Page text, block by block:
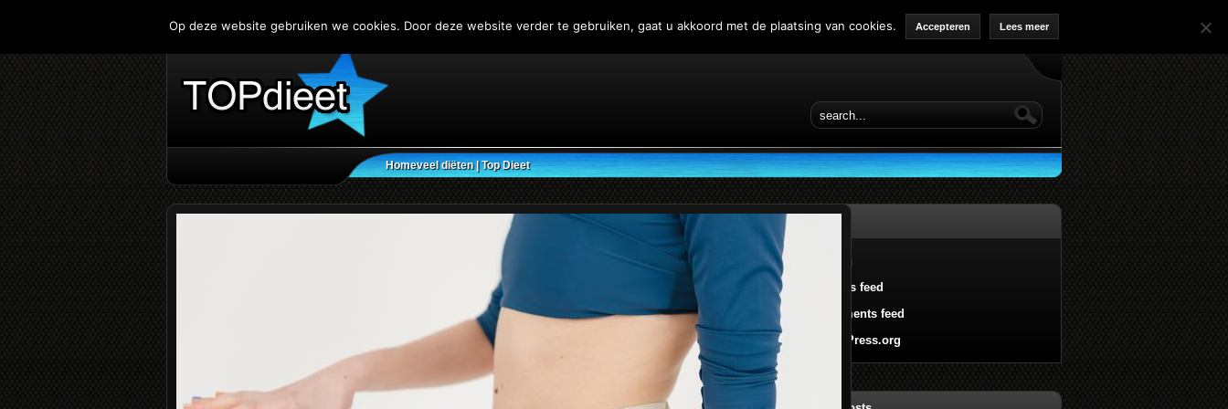
Homeveel diëten | Top Dieet
Log in
Entries feed
Comments feed
WordPress.org
Op deze website gebruiken we cookies. Door deze website verder te gebruiken, gaat u akkoord met de plaatsing van cookies. Accepteren Lees meer